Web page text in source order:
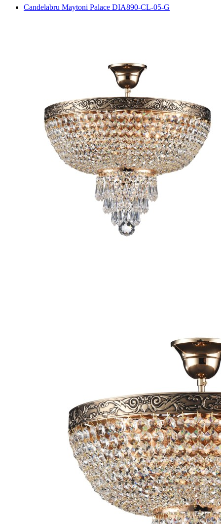
Candelabru Maytoni Palace DIA890-CL-05-G